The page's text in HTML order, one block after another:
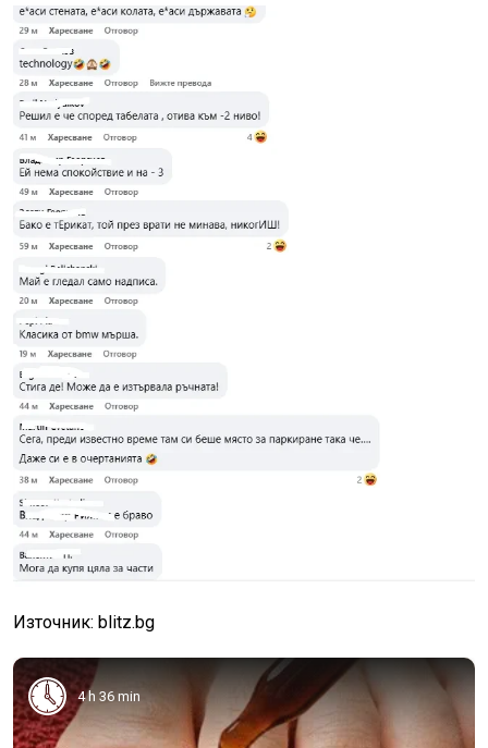
Източник: blitz.bg
4 h 36 min